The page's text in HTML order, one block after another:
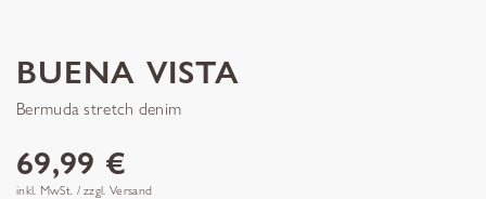
BUENA VISTA
Bermuda stretch denim
69,99 €
inkl. MwSt. / zzgl. Versand